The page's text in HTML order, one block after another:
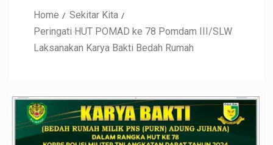
Home
Sekitar Kita
Peringati HUT POMAD ke 78 Pomdam III/SLW
Laksanakan Karya Bakti Bedah Rumah